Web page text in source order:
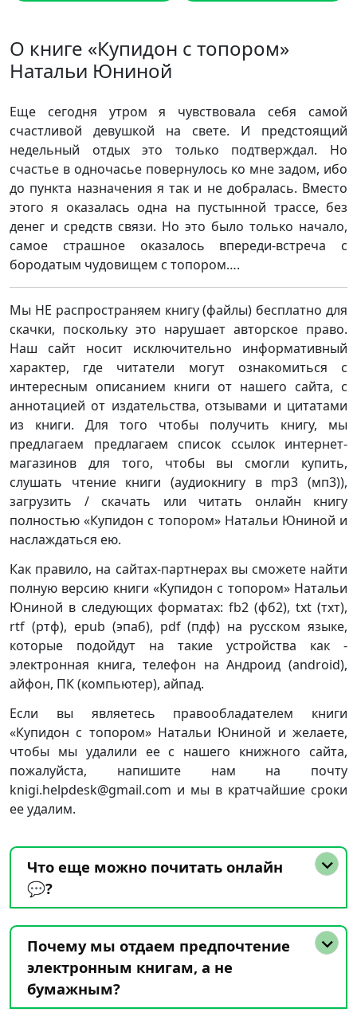
О книге «Купидон с топором»
Натальи Юниной
Еще сегодня утром я чувствовала себя самой
счастливой девушкой на свете. И предстоящий
недельный отдых это только подтверждал. Но
счастье в одночасье повернулось ко мне задом, ибо
до пункта назначения я так и не добралась. Вместо
этого я оказалась одна на пустынной трассе, без
денег и средств связи. Но это было только начало,
самое страшное оказалось впереди-встреча с
бородатым чудовищем с топором….
Мы НЕ распространяем книгу (файлы) бесплатно для
скачки, поскольку это нарушает авторское право.
Наш сайт носит исключительно информативный
характер, где читатели могут ознакомиться с
интересным описанием книги от нашего сайта, с
аннотацией от издательства, отзывами и цитатами
из книги. Для того чтобы получить книгу, мы
предлагаем предлагаем список ссылок интернет-
магазинов для того, чтобы вы смогли купить,
слушать чтение книги (аудиокнигу в mp3 (мп3)),
загрузить / скачать или читать онлайн книгу
полностью «Купидон с топором» Натальи Юниной и
наслаждаться ею.
Как правило, на сайтах-партнерах вы сможете найти
полную версию книги «Купидон с топором» Натальи
Юниной в следующих форматах: fb2 (фб2), txt (тхт),
rtf (ртф), epub (эпаб), pdf (пдф) на русском языке,
которые подойдут на такие устройства как -
электронная книга, телефон на Андроид (android),
айфон, ПК (компьютер), айпад.
Если вы являетесь правообладателем книги
«Купидон с топором» Натальи Юниной и желаете,
чтобы мы удалили ее с нашего книжного сайта,
пожалуйста, напишите нам на почту
knigi.helpdesk@gmail.com и мы в кратчайшие сроки
ее удалим.
Что еще можно почитать онлайн
💬?
Почему мы отдаем предпочтение
электронным книгам, а не
бумажным?